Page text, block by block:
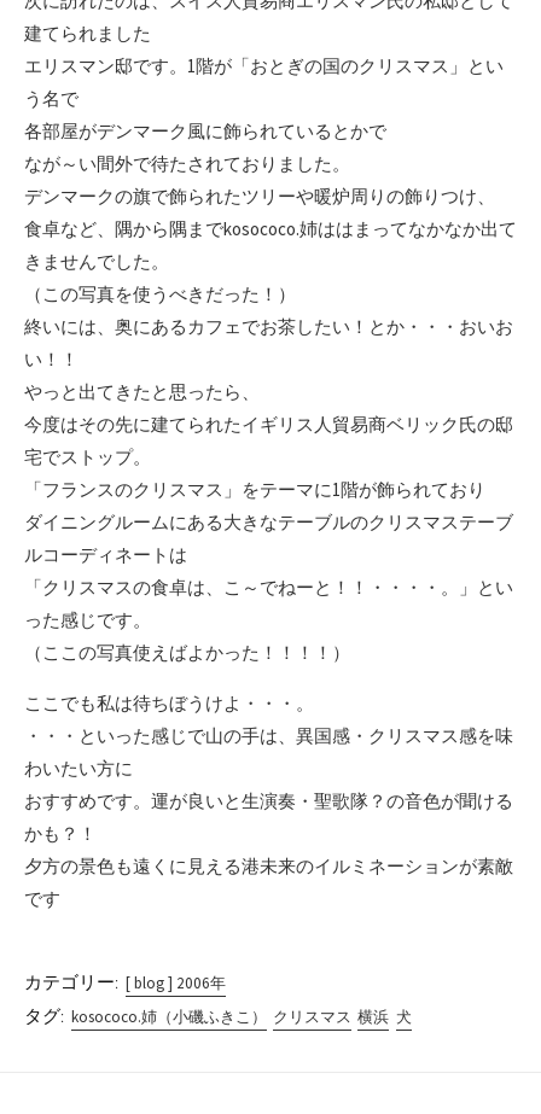
建てられました
エリスマン邸です。1階が「おとぎの国のクリスマス」とい
う名で
各部屋がデンマーク風に飾られているとかで
なが～い間外で待たされておりました。
デンマークの旗で飾られたツリーや暖炉周りの飾りつけ、
食卓など、隅から隅までkosococo.姉ははまってなかなか出て
きませんでした。
（この写真を使うべきだった！）
終いには、奥にあるカフェでお茶したい！とか・・・おいお
い！！
やっと出てきたと思ったら、
今度はその先に建てられたイギリス人貿易商ベリック氏の邸
宅でストップ。
「フランスのクリスマス」をテーマに1階が飾られており
ダイニングルームにある大きなテーブルのクリスマステーブ
ルコーディネートは
「クリスマスの食卓は、こ～でねーと！！・・・・。」とい
った感じです。
（ここの写真使えばよかった！！！！）
ここでも私は待ちぼうけよ・・・。
・・・といった感じで山の手は、異国感・クリスマス感を味
わいたい方に
おすすめです。運が良いと生演奏・聖歌隊？の音色が聞ける
かも？！
夕方の景色も遠くに見える港未来のイルミネーションが素敵
です
カテゴリー: [ blog ] 2006年
タグ: kosococo.姉（小磯ふきこ） クリスマス 横浜 犬